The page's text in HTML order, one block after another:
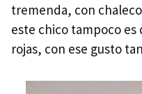
tremenda, con
este chico tampoco es
rojas, con ese gusto